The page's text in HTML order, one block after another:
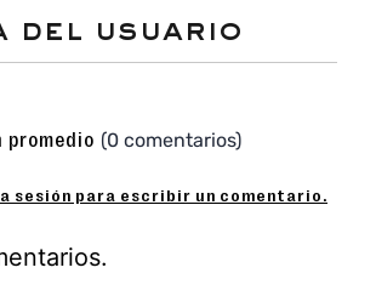
de brillo y sofisticación.
que combina fácilmente con
suaves para eliminar
acumulada en detalles o
No sumergir ni lavar en lavadora.
(0 comentarios)
sesión para escribir un comentario.